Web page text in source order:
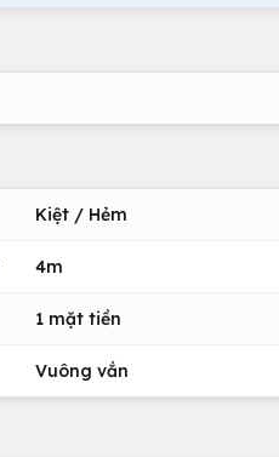
Kiệt / Hẻm
4m
1 mặt tiền
Vuông vắn